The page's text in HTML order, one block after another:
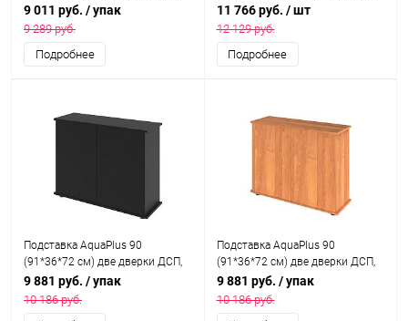
черная, в коробке, подходит для
модели аквариума LUX П120
9 011 руб. / упак
9 289 руб.
Подробнее
со стеклом, дуб сонома , в
коробке, подходит для модели
аквариума LUX П120
11 766 руб. / шт
12 129 руб.
Подробнее
Подставка AquaPlus 90
(91*36*72 см) две дверки ДСП,
черная, в коробке, подходит для
модели аквариума LUX П150
9 881 руб. / упак
10 186 руб.
Подставка AquaPlus 90
(91*36*72 см) две дверки ДСП,
ольха, в коробке, подходит для
модели аквариума LUX П150
9 881 руб. / упак
10 186 руб.